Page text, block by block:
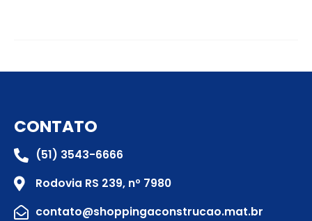
CONTATO
(51) 3543-6666
Rodovia RS 239, nº 7980
contato@shoppingaconstrucao.mat.br